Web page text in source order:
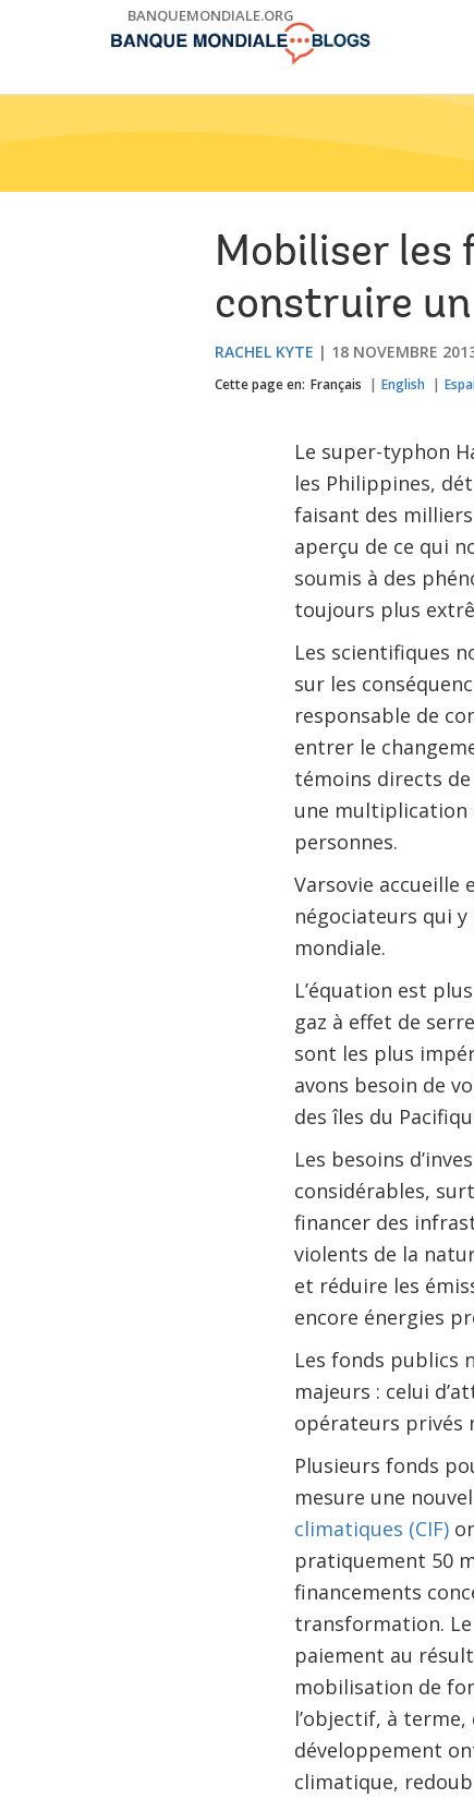
BANQUEMONDIALE.ORG
Mobiliser les
construire
RACHEL KYTE 18 NOVEMBRE
Cette page en: Français English
Le super-typhon
les Philippines,
faisant des
aperçu de ce qui
soumis à des
toujours plus
Les scientifiques
sur les
responsable de
entrer le
témoins directs
une multiplication
personnes.
Varsovie accueille
négociateurs qui
mondiale.
L’équation est
gaz à effet de
sont les plus
avons besoin de
des îles du
Les besoins
considérables,
financer des
violents de la
et réduire les
encore énergies
Les fonds publics
majeurs : celui
opérateurs privés
Plusieurs fonds
mesure une
climatiques (CIF)
pratiquement 50
financements
transformation.
paiement au
mobilisation de
l’objectif, à
développement
climatique,